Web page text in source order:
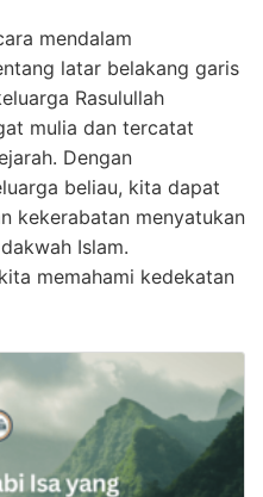
mendalam
latar belakang garis
Rasulullah
mulia dan tercatat
Dengan
beliau, kita dapat
kekerabatan menyatukan
Islam.
memahami kedekatan